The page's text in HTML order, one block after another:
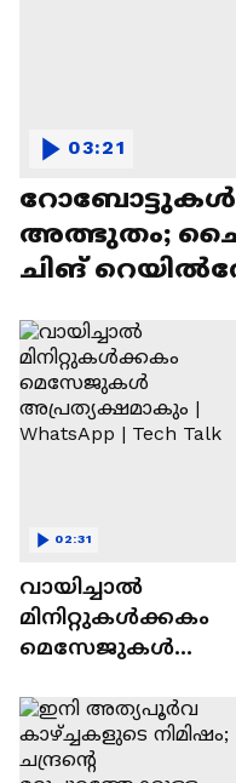
റോബോട്ടുകൾ
അത്ഭുതം;
ചിങ്
03:21
വായിച്ചാൽ
മിനിറ്റുകൾക്കകം
മെസേജുകള്‍
WhatsApp | Tech Talk
02:31